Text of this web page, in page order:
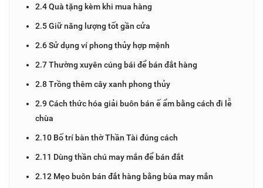
2.4 Quà tặng kèm khi mua hàng
2.5 Giữ năng lượng tốt gần cửa
2.6 Sử dụng ví phong thủy hợp mệnh
2.7 Thường xuyên cúng bái để bán đắt hàng
2.8 Trồng thêm cây xanh phong thủy
2.9 Cách thức hóa giải buôn bán ế ẩm bằng cách đi lễ
chùa
2.10 Bố trí bàn thờ Thần Tài đúng cách
2.11 Dùng thần chú may mắn để bán đắt
2.12 Mẹo buôn bán đắt hàng bằng bùa may mắn